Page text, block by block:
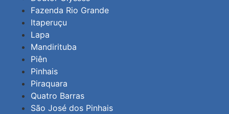
Fazenda Rio Grande
Itaperuçu
Lapa
Mandirituba
Piên
Pinhais
Piraquara
Quatro Barras
São José dos Pinhais